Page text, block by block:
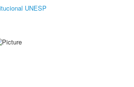
UNESP